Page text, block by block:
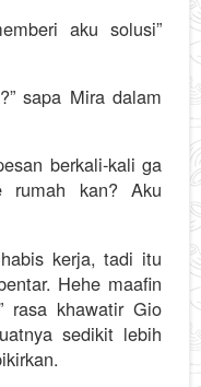
aku solusi”
sapa Mira dalam
berkali-kali ga
rumah kan? Aku
kerja, tadi itu
Hehe maafin
rasa khawatir Gio
sedikit lebih